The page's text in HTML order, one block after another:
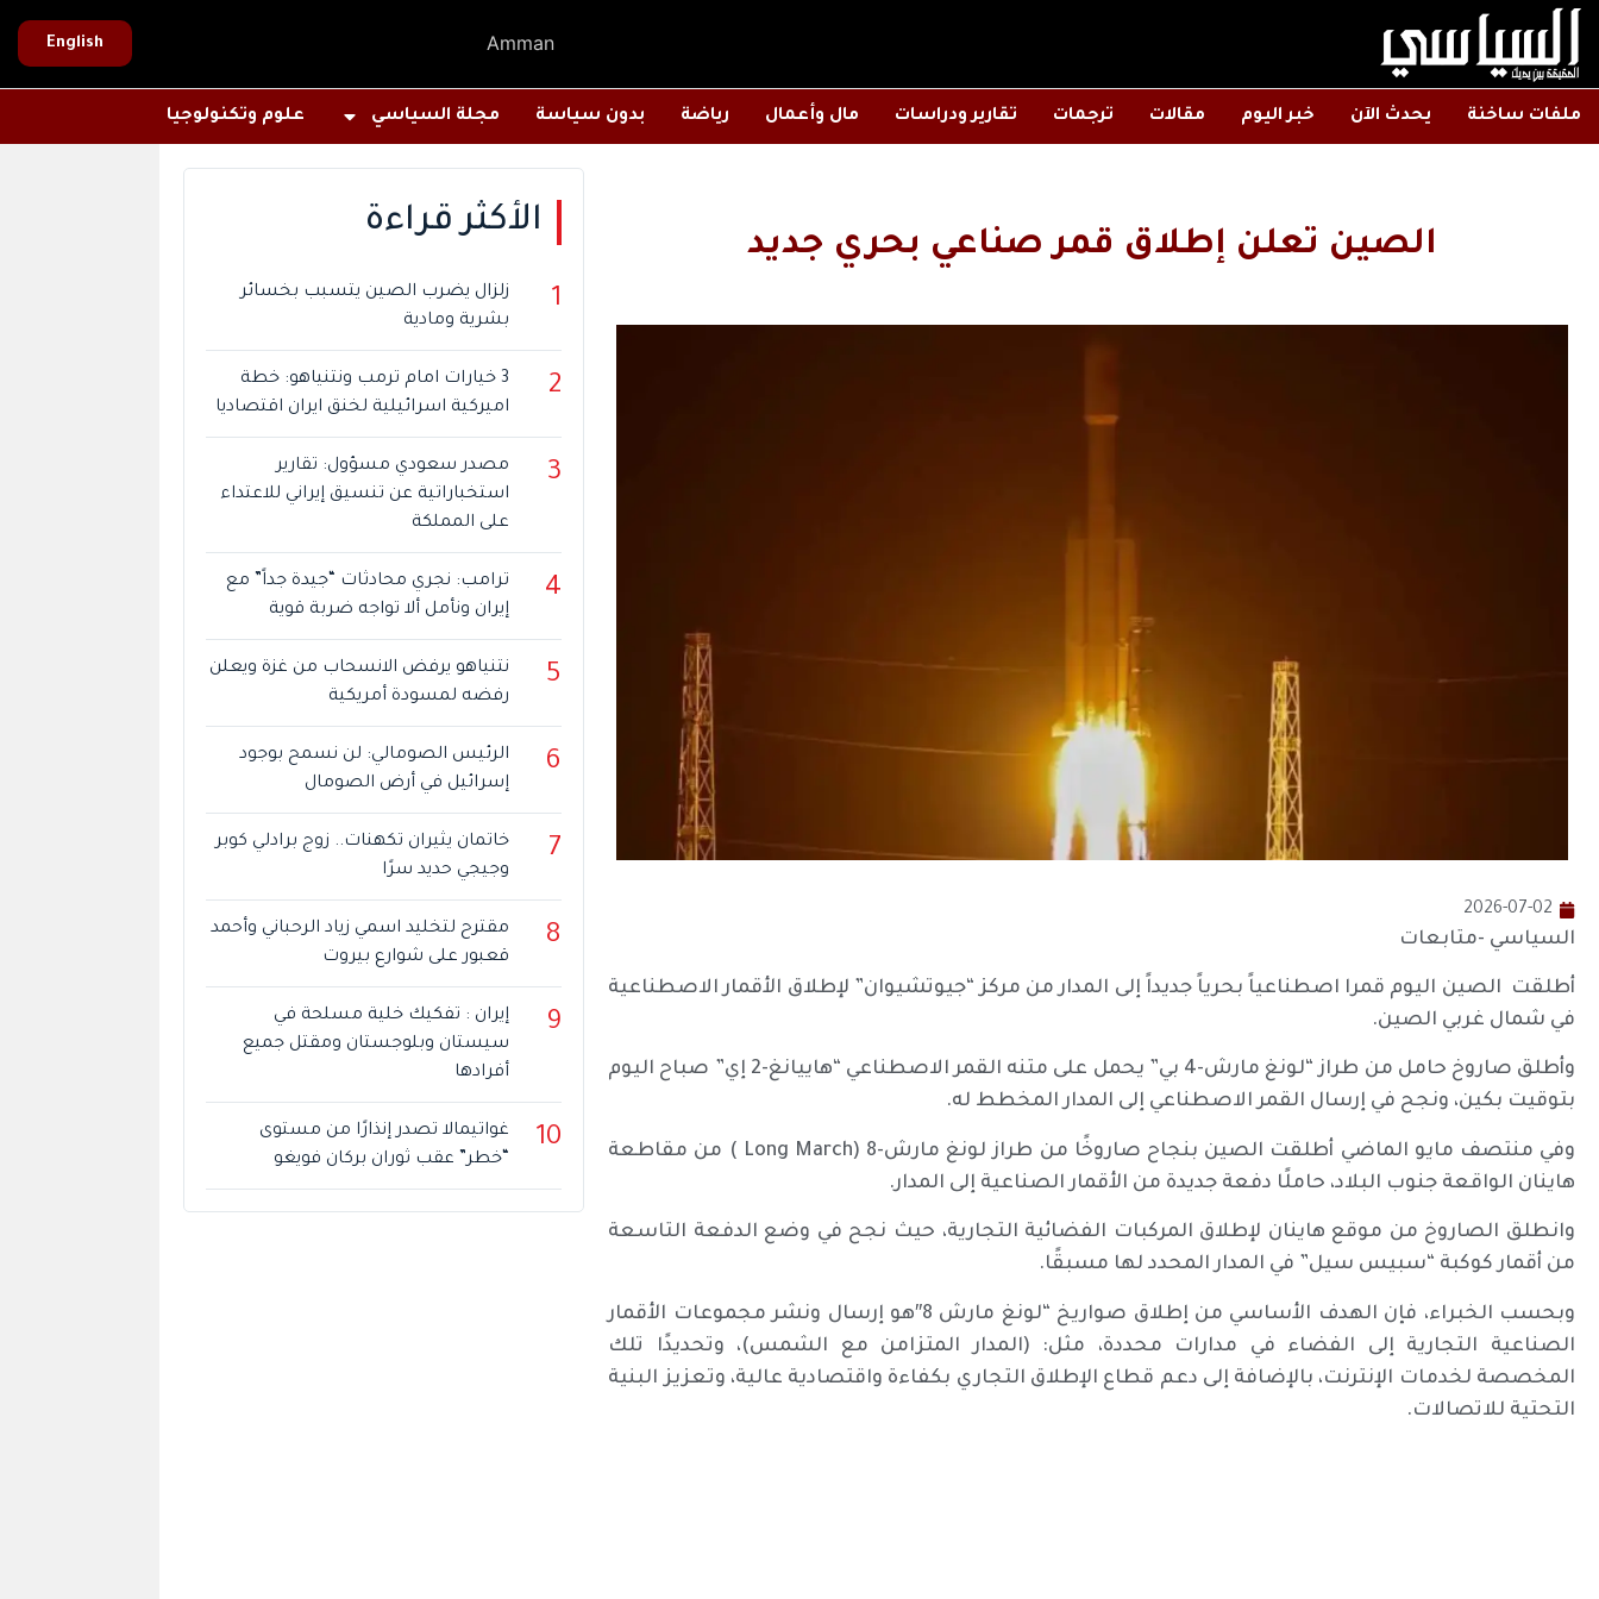
Amman
English
ملفات ساخنة يحدث الآن خبر اليوم مقالات ترجمات تقارير ودراسات مال وأعمال رياضة بدون سياسة مجلة السياسي علوم وتكنولوجيا
الصين تعلن إطلاق قمر صناعي بحري جديد
2026-07-02
السياسي -متابعات
أطلقت الصين اليوم قمرا اصطناعياً بحرياً جديداً إلى المدار من مركز “جيوتشيوان” لإطلاق الأقمار الاصطناعية
في شمال غربي الصين.
وأطلق صاروخ حامل من طراز “لونغ مارش-4 بي” يحمل على متنه القمر الاصطناعي “هاييانغ-2 إي” صباح اليوم
بتوقيت بكين، ونجح في إرسال القمر الاصطناعي إلى المدار المخطط له.
وفي منتصف مايو الماضي أطلقت الصين بنجاح صاروخًا من طراز لونغ مارش-8 (Long March ) من مقاطعة
هاينان الواقعة جنوب البلاد، حاملًا دفعة جديدة من الأقمار الصناعية إلى المدار.
وانطلق الصاروخ من موقع هاينان لإطلاق المركبات الفضائية التجارية، حيث نجح في وضع الدفعة التاسعة
من أقمار كوكبة “سبيس سيل” في المدار المحدد لها مسبقًا.
وبحسب الخبراء، فإن الهدف الأساسي من إطلاق صواريخ “لونغ مارش 8″هو إرسال ونشر مجموعات الأقمار
الصناعية التجارية إلى الفضاء في مدارات محددة، مثل: (المدار المتزامن مع الشمس)، وتحديدًا تلك
المخصصة لخدمات الإنترنت، بالإضافة إلى دعم قطاع الإطلاق التجاري بكفاءة واقتصادية عالية، وتعزيز البنية
التحتية للاتصالات.
الأكثر قراءة
1
زلزال يضرب الصين يتسبب بخسائر
بشرية ومادية
2
3 خيارات امام ترمب ونتنياهو: خطة
اميركية اسرائيلية لخنق ايران اقتصاديا
3
مصدر سعودي مسؤول: تقارير
استخباراتية عن تنسيق إيراني للاعتداء
على المملكة
4
ترامب: نجري محادثات “جيدة جداً” مع
إيران ونأمل ألا تواجه ضربة قوية
5
نتنياهو يرفض الانسحاب من غزة ويعلن
رفضه لمسودة أمريكية
6
الرئيس الصومالي: لن نسمح بوجود
إسرائيل في أرض الصومال
7
خاتمان يثيران تكهنات.. زوج برادلي كوبر
وجيجي حديد سرًا
8
مقترح لتخليد اسمي زياد الرحباني وأحمد
قعبور على شوارع بيروت
9
إيران : تفكيك خلية مسلحة في
سيستان وبلوجستان ومقتل جميع
أفرادها
10
غواتيمالا تصدر إنذارًا من مستوى
“خطر” عقب ثوران بركان فويغو